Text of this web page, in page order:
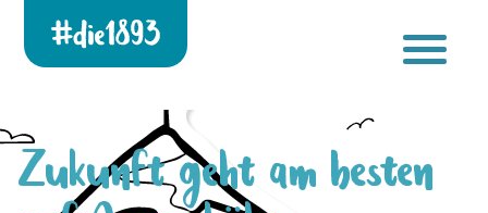
Zukunft geht am besten
Die 1893 heute!
Zur neuen Startseite